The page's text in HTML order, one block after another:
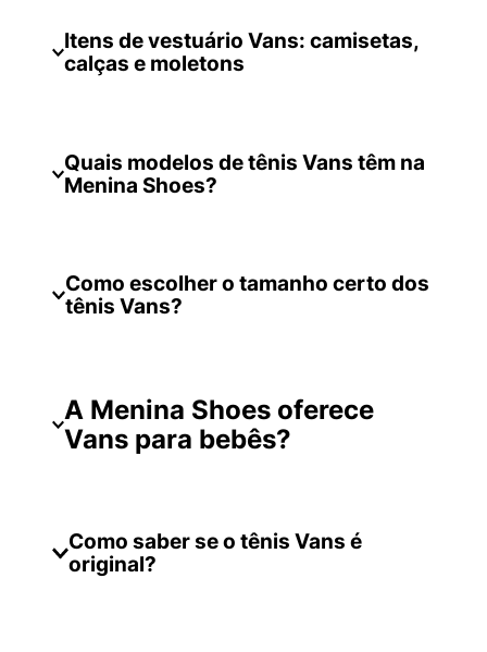
Itens de vestuário Vans: camisetas,
calças e moletons
Quais modelos de tênis Vans têm na
Menina Shoes?
Como escolher o tamanho certo dos
tênis Vans?
A Menina Shoes oferece
Vans para bebês?
Como saber se o tênis Vans é
original?